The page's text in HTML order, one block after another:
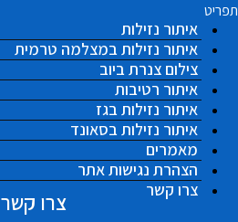
תפריט
איתור נזילות
איתור נזילות במצלמה טרמית
צילום צנרת ביוב
איתור רטיבות
איתור נזילות בגז
איתור נזילות בסאונד
מאמרים
הצהרת נגישות אתר
צרו קשר
צרו קשר